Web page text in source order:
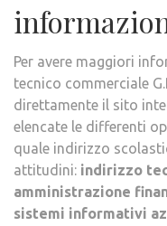
Per avere maggiori
tecnico commerciale
direttamente il sito
elencate le differenti
quale indirizzo
attitudini: indirizzo
amministrazione
sistemi informativi